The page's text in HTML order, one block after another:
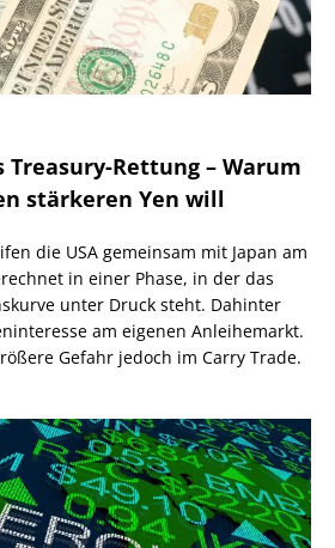
Treasury-Rettung – Warum
stärkeren Yen will
die USA gemeinsam mit Japan am
in einer Phase, in der das
unter Druck steht. Dahinter
am eigenen Anleihemarkt.
Gefahr jedoch im Carry Trade.